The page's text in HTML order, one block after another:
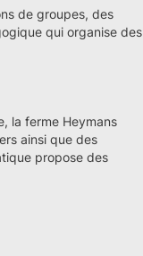
de groupes, des
qui organise des
la ferme Heymans
ainsi que des
propose des